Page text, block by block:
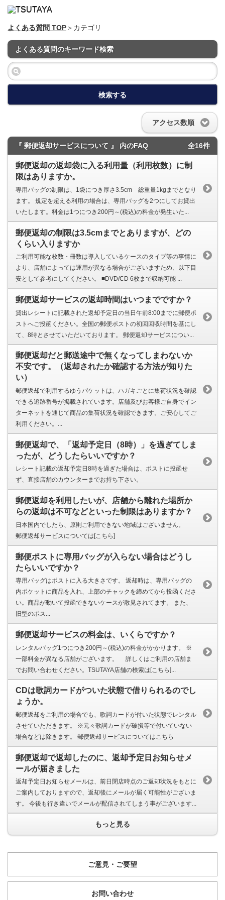
よくある質問 TOP＞カテゴリ
よくある質問のキーワード検索
検索する
アクセス数順
『 郵便返却サービスについて 』 内のFAQ 全16件
郵便返却の返却袋に入る利用量（利用枚数）に制
限はありますか。
専用バッグの制限は、1袋につき厚さ3.5cm 総重量1kgまでとなり
ます。 規定を超える利用の場合は、専用バッグを2つにしてお貸出
いたします。料金は1つにつき200円～(税込)の料金が発生いた...
郵便返却の制限は3.5cmまでとありますが、どの
くらい入りますか
ご利用可能な枚数・冊数は導入しているケースのタイプ等の事情に
より、店舗によっては運用が異なる場合がございますため、以下目
安として参考にしてください。 ■DVD/CD 6枚まで収納可能 ...
郵便返却サービスの返却時間はいつまでですか？
貸出レシートに記載された返却予定日の当日午前8:00までに郵便ポ
ストへご投函ください。全国の郵便ポストの初回回収時間を基にし
て、8時とさせていただいております。 郵便返却サービスについ...
郵便返却だと郵送途中で無くなってしまわないか
不安です。（返却されたか確認する方法が知りた
い）
郵便返却で利用するゆうパケットは、ハガキごとに集荷状況を確認
できる追跡番号が掲載されています。店舗及びお客様ご自身でイン
ターネットを通じて商品の集荷状況を確認できます。ご安心してご
利用ください。...
郵便返却で、「返却予定日（8時）」を過ぎてしま
ったが、どうしたらいいですか？
レシート記載の返却予定日8時を過ぎた場合は、ポストに投函せ
ず、直接店舗のカウンターまでお持ち下さい。
郵便返却を利用したいが、店舗から離れた場所か
らの返却は不可などといった制限はありますか？
日本国内でしたら、原則ご利用できない地域はございません。
郵便返却サービスについては[こちら]
郵便ポストに専用バッグが入らない場合はどうし
たらいいですか？
専用バッグはポストに入る大きさです。 返却時は、専用バッグの
内ポケットに商品を入れ、上部のチャックを締めてから投函くださ
い。商品が動いて投函できないケースが散見されてます。 また、
旧型のポス...
郵便返却サービスの料金は、いくらですか？
レンタルバッグ1つにつき200円～(税込)の料金がかかります。 ※
一部料金が異なる店舗がございます。 詳しくはご利用の店舗ま
でお問い合わせください。TSUTAYA店舗の検索は[こちら]...
CDは歌詞カードがついた状態で借りられるのでし
ょうか。
郵便返却をご利用の場合でも、歌詞カードが付いた状態でレンタル
させていただきます。 ※元々歌詞カードが破損等で付いていない
場合などは除きます。 郵便返却サービスについてはこちら
郵便返却で返却したのに、返却予定日お知らせメ
ールが届きました
返却予定日お知らせメールは、前日閉店時点のご返却状況をもとに
ご案内しておりますので、返却後にメールが届く可能性がございま
す。 今後も行き違いでメールが配信されてしまう事がございます...
もっと見る
ご意見・ご要望
お問い合わせ